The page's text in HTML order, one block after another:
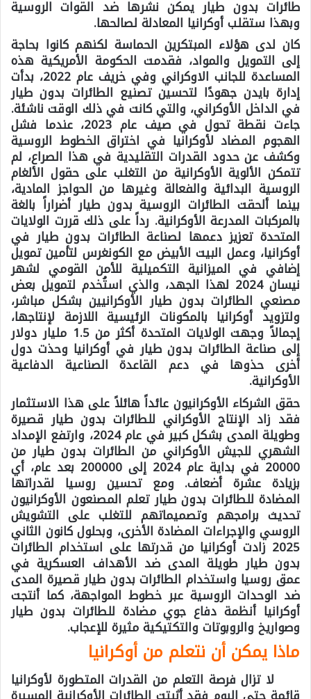
طائرات بدون طيار يمكن نشرها ضد القوات الروسية
وبهذا ستقلب أوكرانيا المعادلة لصالحها.
كان لدى هؤلاء المبتكرين الحماسة لكنهم كانوا بحاجة
إلى التمويل والمواد، فقدمت الحكومة الأمريكية هذه
المساعدة للجانب الاوكراني وفي خريف عام 2022، بدأت
إدارة بايدن جهودًا لتحسين تصنيع الطائرات بدون طيار
في الداخل الأوكراني، والتي كانت في ذلك الوقت ناشئة.
جاءت نقطة تحول في صيف عام 2023، عندما فشل
الهجوم المضاد لأوكرانيا في اختراق الخطوط الروسية
وكشف عن حدود القدرات التقليدية في هذا الصراع، لم
تتمكن الألوية الأوكرانية من التغلب على حقول الألغام
الروسية البدائية والفعالة وغيرها من الحواجز المادية،
بينما ألحقت الطائرات الروسية بدون طيار أضراراً بالغة
بالمركبات المدرعة الأوكرانية. رداً على ذلك قررت الولايات
المتحدة تعزيز دعمها لصناعة الطائرات بدون طيار في
أوكرانيا، وعمل البيت الأبيض مع الكونغرس لتأمين تمويل
إضافي في الميزانية التكميلية للأمن القومي لشهر
نيسان 2024 لهذا الجهد، والذي استُخدم لتمويل بعض
مصنعي الطائرات بدون طيار الأوكرانيين بشكل مباشر،
ولتزويد أوكرانيا بالمكونات الرئيسية اللازمة لإنتاجها،
إجمالاً وجهت الولايات المتحدة أكثر من 1.5 مليار دولار
إلى صناعة الطائرات بدون طيار في أوكرانيا وحذت دول
أخرى حذوها في دعم القاعدة الصناعية الدفاعية
الأوكرانية.
حقق الشركاء الأوكرانيون عائداً هائلاً على هذا الاستثمار
فقد زاد الإنتاج الأوكراني للطائرات بدون طيار قصيرة
وطويلة المدى بشكل كبير في عام 2024، وارتفع الإمداد
الشهري للجيش الأوكراني من الطائرات بدون طيار من
20000 في بداية عام 2024 إلى 200000 بعد عام، أي
بزيادة عشرة أضعاف. ومع تحسين روسيا لقدراتها
المضادة للطائرات بدون طيار تعلم المصنعون الأوكرانيون
تحديث برامجهم وتصميماتهم للتغلب على التشويش
الروسي والإجراءات المضادة الأخرى، وبحلول كانون الثاني
2025 زادت أوكرانيا من قدرتها على استخدام الطائرات
بدون طيار طويلة المدى ضد الأهداف العسكرية في
عمق روسيا واستخدام الطائرات بدون طيار قصيرة المدى
ضد الوحدات الروسية عبر خطوط المواجهة، كما أنتجت
أوكرانيا أنظمة دفاع جوي مضادة للطائرات بدون طيار
وصواريخ والروبوتات والتكتيكية مثيرة للإعجاب.
ماذا يمكن أن نتعلم من أوكرانيا
لا تزال فرصة التعلم من القدرات المتطورة لأوكرانيا